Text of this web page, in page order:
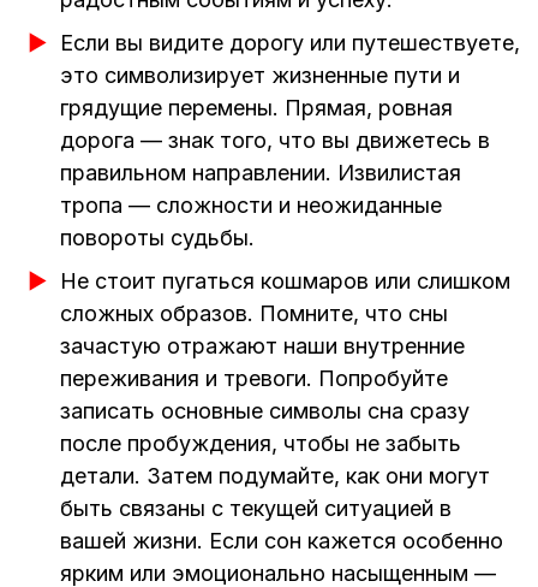
Если вы видите дорогу или путешествуете,
это символизирует жизненные пути и
грядущие перемены. Прямая, ровная
дорога — знак того, что вы движетесь в
правильном направлении. Извилистая
тропа — сложности и неожиданные
повороты судьбы.
Не стоит пугаться кошмаров или слишком
сложных образов. Помните, что сны
зачастую отражают наши внутренние
переживания и тревоги. Попробуйте
записать основные символы сна сразу
после пробуждения, чтобы не забыть
детали. Затем подумайте, как они могут
быть связаны с текущей ситуацией в
вашей жизни. Если сон кажется особенно
ярким или эмоционально насыщенным —